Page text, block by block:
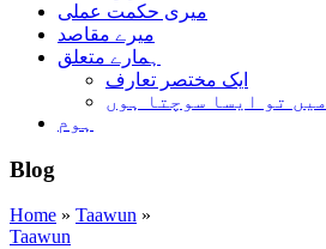
میری حکمت عملی
میرے مقاصد
ہمارے متعلق
ایک مختصر تعارف
میں تو ایسا سوچتا ہوں
ہوم
Blog
Home » Taawun »
Taawun